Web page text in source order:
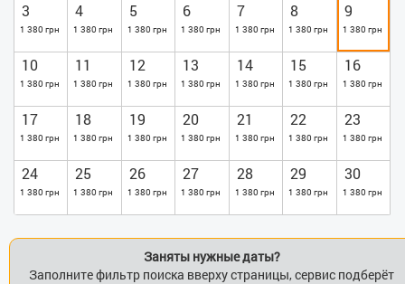
3
1 380 грн
4
1 380 грн
5
1 380 грн
6
1 380 грн
7
1 380 грн
8
1 380 грн
9
1 380 грн
10
1 380 грн
11
1 380 грн
12
1 380 грн
13
1 380 грн
14
1 380 грн
15
1 380 грн
16
1 380 грн
17
1 380 грн
18
1 380 грн
19
1 380 грн
20
1 380 грн
21
1 380 грн
22
1 380 грн
23
1 380 грн
24
1 380 грн
25
1 380 грн
26
1 380 грн
27
1 380 грн
28
1 380 грн
29
1 380 грн
30
1 380 грн
Заняты нужные даты?
Заполните фильтр поиска вверху страницы, сервис подберёт